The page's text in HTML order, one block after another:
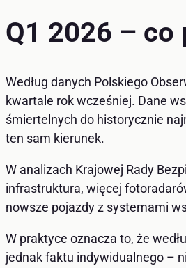
Q1 2026 – co
Według danych Polskiego
kwartale rok wcześniej. Dane
śmiertelnych do historycznie
ten sam kierunek.
W analizach Krajowej Rady
infrastruktura, więcej
nowsze pojazdy z systemami
W praktyce oznacza to, że
jednak faktu indywidualnego –